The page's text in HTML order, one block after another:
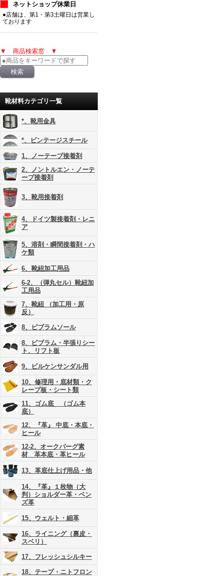
ネットショップ休業日
●店舗は、第1・第3土曜日は営業し
ております
▼ 商品検索窓 ▼
靴材料カテゴリ一覧
*、靴用金具
*、ビンテージスチール
1、ノーテープ接着剤
2、ノントルエン・ノーテ
ープ接着剤
3、靴用接着剤
4、ドイツ製接着剤・レニ
ア
5、溶剤・瞬間接着剤・ハ
ケ類
6、靴紐加工用品
6-2、（弾丸セル）靴紐加
工用品
7、靴紐 （加工用・原
反）
8、ビブラムソール
8、ビブラム・半張りシー
ト、リフト板
9、ビルケンサンダル用
10、修理用・底材類・ク
レープ板・シート類
11、ゴム底 （ゴム本
底）
12、『革』 中底・本底・
ヒール
12-2、オークバーグ素
材 革本底・革ヒール
13、革底仕上げ用品・他
14、『革』１枚物（大
判）ショルダー革・ベン
ズ革
15、ウェルト・細革
16、ライニング（裏皮・
スベリ）
17、フレッシュシルキー
18、テープ・ニトフロン